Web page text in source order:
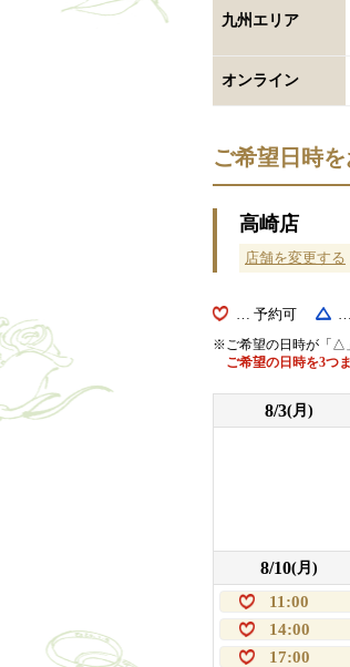
九州エリア
オンライン
ご希望日時
高崎店
店舗を変更する
… 予約可 …
ご希望の日時が「△
ご希望の日時を3つ
8/3(月)
8/10(月)
11:00
14:00
17:00